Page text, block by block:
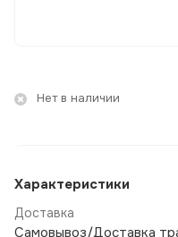
Нет в наличии
Характеристики
Доставка
Самовывоз/Доставка